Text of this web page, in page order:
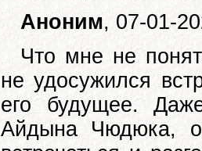
Аноним, 07-01-
Что мне не
не удосужился
его будущее.
Айдына Чюдюка,